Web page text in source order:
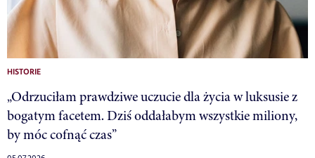
HISTORIE
„Odrzuciłam prawdziwe uczucie dla życia w luksusie z
bogatym facetem. Dziś oddałabym wszystkie miliony,
by móc cofnąć czas”